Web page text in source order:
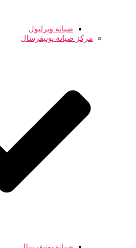
صيانة ويرلبول
مركز صيانة يونيفرسال